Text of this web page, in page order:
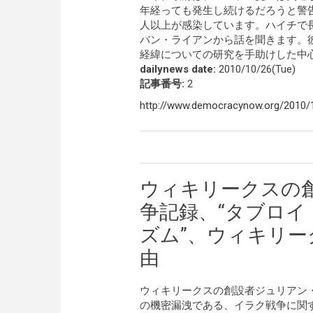
年経っても発生し続けるだろうと警
人以上が感染しています。ハイチ
バン・ライアンから話を聞きます。
経緯についての研究を手助けした中
dailynews date: 2010/10/26(Tue)
記事番号: 2
http://www.democracynow.org/
ウィキリークスの
争記録、“タブロ
ズム”、ウィキリー
由
ウィキリークスの創設者ジュリア
の機密漏洩である、イラク戦争に関